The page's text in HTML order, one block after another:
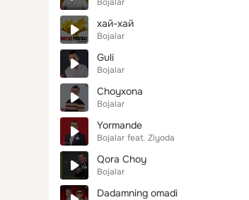
хай-хай
Bojalar
Guli
Bojalar
Choyxona
Bojalar
Yormande
Bojalar feat. Ziyoda
Qora Choy
Bojalar
Dadamning omadi